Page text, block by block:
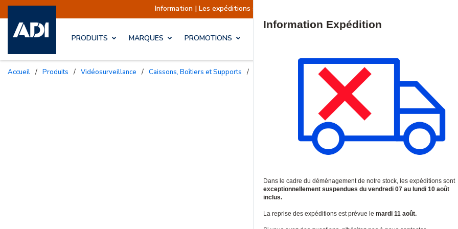
Information | Les expéditions sont actuellement suspendues Reprise prévue
PRODUITS MARQUES PROMOTIONS
Accueil / Produits / Vidéosurveillance / Caissons, Boîtiers et Supports /